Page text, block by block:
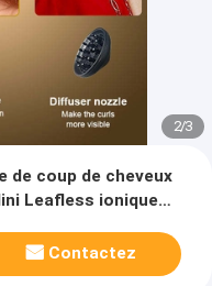
2/3
de coup de cheveux
Leafless ionique
Contactez